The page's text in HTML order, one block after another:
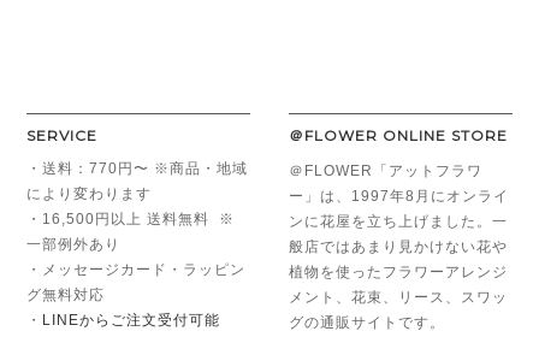
SERVICE
・送料：770円〜 ※商品・地域
により変わります
・16,500円以上 送料無料 ※
一部例外あり
・メッセージカード・ラッピン
グ無料対応
・ LINEからご注文受付可能
＠FLOWER ONLINE STORE
＠FLOWER「アットフラワ
ー」は、1997年8月にオンライ
ンに花屋を立ち上げました。一
般店ではあまり見かけない花や
植物を使ったフラワーアレンジ
メント、花束、リース、スワッ
グの通販サイトです。